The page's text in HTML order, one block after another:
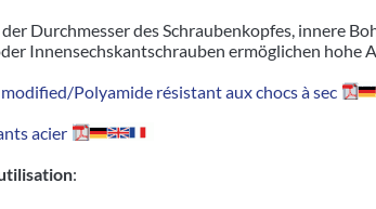
Durchmesser des Schraubenkopfes, innere
Innensechskantschrauben ermöglichen hohe
Polyamide résistant aux chocs à sec
acier
: